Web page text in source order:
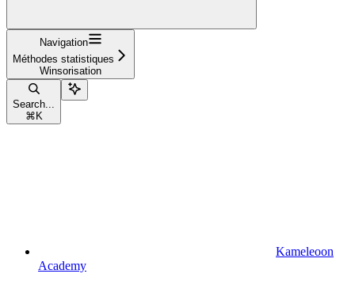
Navigation
Méthodes statistiques
Winsorisation
Search...
⌘ K
Kameleoon
Academy